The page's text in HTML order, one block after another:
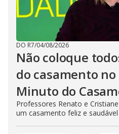
DO R7/04/08/2026
Não coloque
do casamento
Minuto do
Professores Renato e
um casamento feliz e saudável